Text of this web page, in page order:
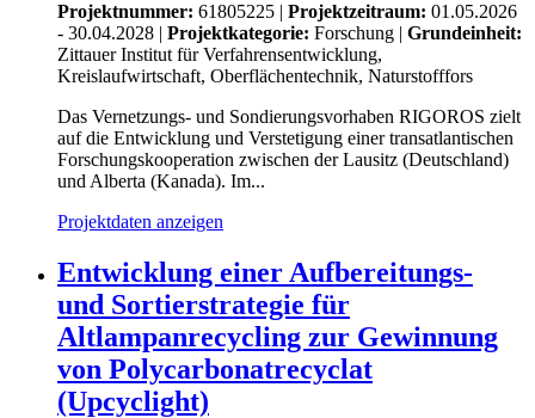
Projektnummer: 61805225 | Projektzeitraum: 01.05.2026
- 30.04.2028 | Projektkategorie: Forschung | Grundeinheit:
Zittauer Institut für Verfahrensentwicklung,
Kreislaufwirtschaft, Oberflächentechnik, Naturstofffors
Das Vernetzungs- und Sondierungsvorhaben RIGOROS zielt
auf die Entwicklung und Verstetigung einer transatlantischen
Forschungskooperation zwischen der Lausitz (Deutschland)
und Alberta (Kanada). Im...
Projektdaten anzeigen
Entwicklung einer Aufbereitungs-
und Sortierstrategie für
Altlampanrecycling zur Gewinnung
von Polycarbonatrecyclat
(Upcyclight)